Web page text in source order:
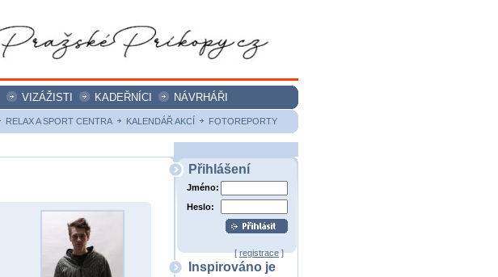
VIZÁŽISTI KADEŘNÍCI
NÁVRHÁŘI
RELAX A SPORT CENTRA KALENDÁŘ AKCÍ FOTOREPORTY
Přihlášení
Jméno:
Heslo:
[registrace]
Inspirováno je